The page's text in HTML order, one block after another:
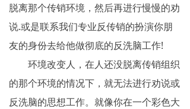
脱离那个传销环境，然后再进行慢慢的劝
说.或是联系我们专业反传销的扮演你朋
友的身份去给他做彻底的反洗脑工作!
环境改变人，在人还没脱离传销组织
的那个环境的情况下，就无法进行劝说或
反洗脑的思想工作。就像你在一个彩色大